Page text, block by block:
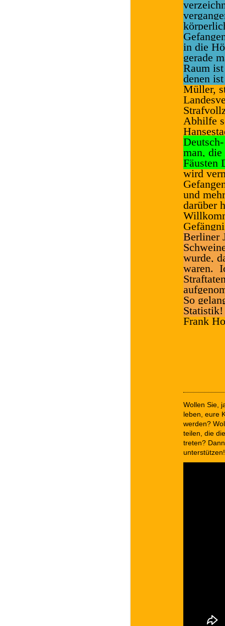
in die
gerade
Raum
denen
Müller,
Abhilfe
man,
Fäusten
wird
und
darüber
Berliner
wurde,
waren.
So
Frank
Wollen Sie,
leben, eure
werden?
teilen, die
treten?